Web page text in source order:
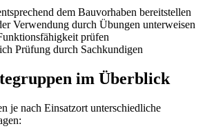
dem Bauvorhaben bereitstellen
Verwendung durch Übungen unterweisen
prüfen
Prüfung durch Sachkundigen
im Überblick
je nach Einsatzort unterschiedliche